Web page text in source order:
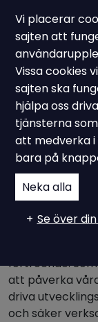
KMA-konsult
Vi
Vi söker en
utveckla
vårt team. Du
nära kunder
förtroende.
att påverka
driva
och säker
Vi placerar
sajten att
Vissa cookies
sajten ska
hjälpa oss
tjänsterna
att medverka i
bara på
Neka alla
Se över